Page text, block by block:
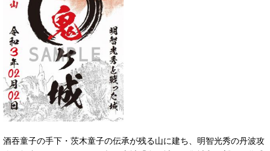
酒吞童子の手下・茨木童子の伝承が残る山に建ち、明智光秀の丹波攻